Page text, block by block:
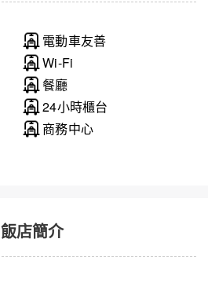
電動車友善
Wi-Fi
餐廳
24小時櫃台
商務中心
飯店簡介